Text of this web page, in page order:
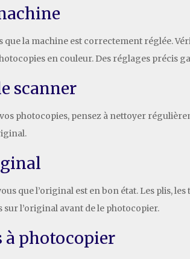
la machine est correctement réglée.
en couleur. Des réglages précis
scanner
photocopies, pensez à nettoyer
que l’original est en bon état. Les plis,
sur l’original avant de le photocopier.
à photocopier